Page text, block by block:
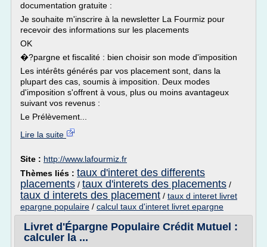
documentation gratuite :
Je souhaite m'inscrire à la newsletter La Fourmiz pour
recevoir des informations sur les placements
OK
�?pargne et fiscalité : bien choisir son mode d'imposition
Les intérêts générés par vos placement sont, dans la
plupart des cas, soumis à imposition. Deux modes
d'imposition s'offrent à vous, plus ou moins avantageux
suivant vos revenus :
Le Prélèvement...
Lire la suite
Site : http://www.lafourmiz.fr
Thèmes liés : taux d'interet des differents
placements / taux d'interets des placements /
taux d interets des placement / taux d interet livret
epargne populaire / calcul taux d'interet livret epargne
Livret d'Épargne Populaire Crédit Mutuel :
calculer la ...